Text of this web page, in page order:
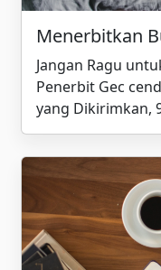
Menerbitkan
Jangan Ragu
Penerbit Gec
yang Dikirimkan,